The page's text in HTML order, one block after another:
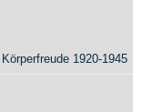
1920-1945